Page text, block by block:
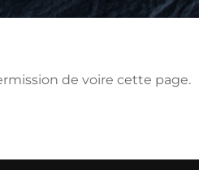
de voire cette page.